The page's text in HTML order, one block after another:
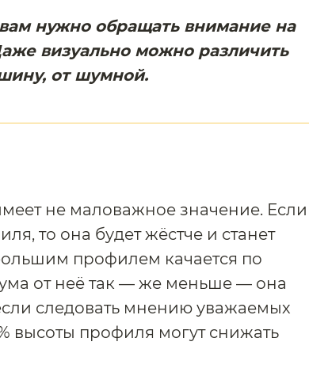
нужно обращать внимание на
визуально можно различить
от шумной.
не маловажное значение. Если
то она будет жёстче и станет
профилем качается по
от неё так — же меньше — она
следовать мнению уважаемых
высоты профиля могут снижать